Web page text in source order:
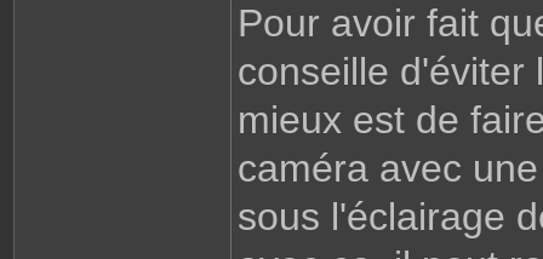
Pour avoir fait
conseille d'éviter
mieux est de
caméra avec
sous l'éclairage